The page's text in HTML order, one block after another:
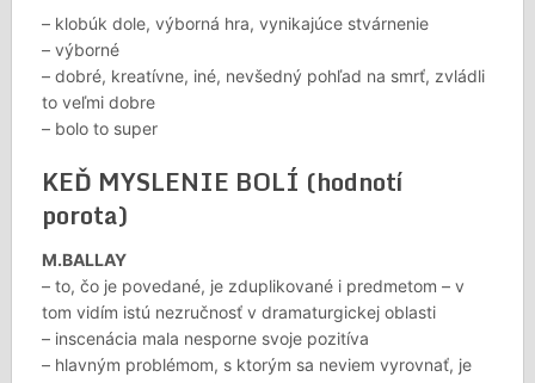
– klobúk dole, výborná hra, vynikajúce stvárnenie
– výborné
– dobré, kreatívne, iné, nevšedný pohľad na smrť, zvládli
to veľmi dobre
– bolo to super
KEĎ MYSLENIE BOLÍ (hodnotí
porota)
M.BALLAY
– to, čo je povedané, je zduplikované i predmetom – v
tom vidím istú nezručnosť v dramaturgickej oblasti
– inscenácia mala nesporne svoje pozitíva
– hlavným problémom, s ktorým sa neviem vyrovnať, je